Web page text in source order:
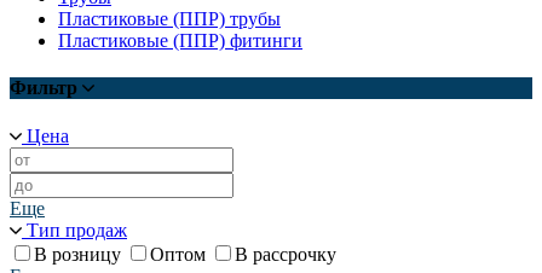
Пластиковые (ППР) трубы
Пластиковые (ППР) фитинги
Фильтр
Цена
Еще
Тип продаж
В розницу
Оптом
В рассрочку